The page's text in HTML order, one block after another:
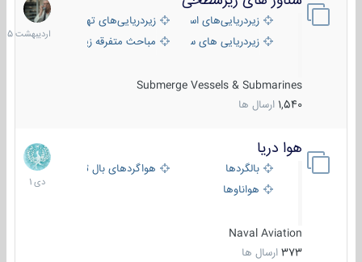
زیردریایی‌های استراتژیکزیردریایی‌های تهاجمی
زیردریایی های سبک
مباحث متفرقه زیرسطحی
Submerge Vessels & Submarines
1,540 ارسال ها
1405
هوا دریا
بالگردها
هواگردهای بال ثابت
هواناوها
Naval Aviation
373 ارسال ها
12
دی
1401